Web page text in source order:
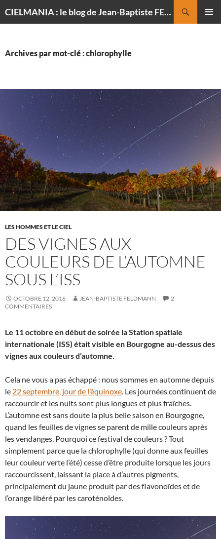
CIELMANIA : le blog de Jean-Baptiste FELDMANN, photographe du ciel
Archives par mot-clé : chlorophylle
LES HOMMES ET LE CIEL
DES VIGNES AUX
COULEURS DE L’AUTOMNE
SOUS L’ISS
OCTOBRE 12, 2016 JEAN-BAPTISTE FELDMANN
2
COMMENTAIRES
Le 11 octobre en début de soirée la Station spatiale
internationale (ISS) était visible en Bourgogne au-dessus des
vignes aux couleurs d’automne.
Cela ne vous a pas échappé : nous sommes en automne depuis
le 22 septembre, jour de l’équinoxe. Les journées continuent de
raccourcir et les nuits sont plus longues et plus fraîches.
L’automne est sans doute la plus belle saison en Bourgogne,
quand les feuilles de vignes se parent de mille couleurs après
les vendanges. Pourquoi ce festival de couleurs ? Tout
simplement parce que la chlorophylle (qui donne aux feuilles
leur couleur verte l’été) cesse d’être produite lorsque les jours
raccourcissent, laissant la place à d’autres pigments,
principalement du jaune produit par des flavonoïdes et de
l’orange libéré par les caroténoïdes.